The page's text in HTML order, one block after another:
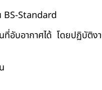
BS-Standard
อับอากาศได้ โดยปฏิบัติง